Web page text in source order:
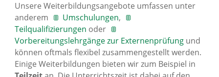
Unsere Weiterbildungsangebote umfassen unter
anderem
Umschulungen,
Teilqualifizierungen oder
Vorbereitungslehrgänge zur Externenprüfung und
können oftmals flexibel zusammengestellt werden.
Einige Weiterbildungen bieten wir zum Beispiel in